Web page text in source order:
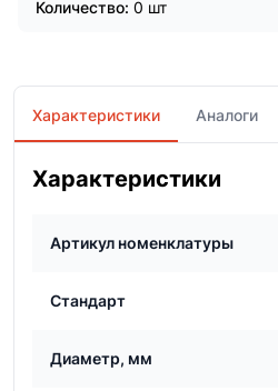
Количество: 0 шт
Характеристики Аналоги
Характеристики
Артикул номенклатуры
Стандарт
Диаметр, мм